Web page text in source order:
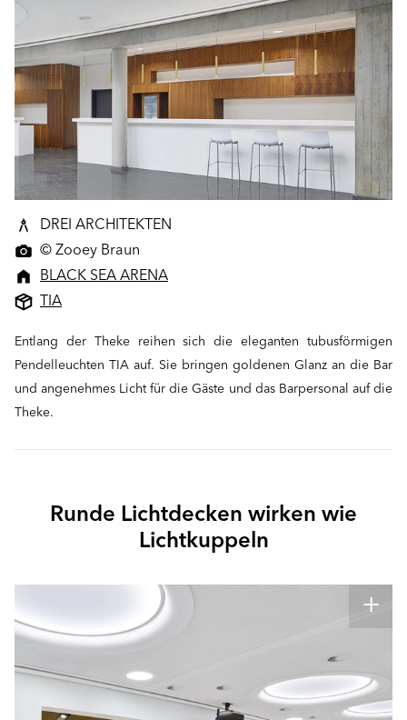
DREI ARCHITEKTEN
© Zooey Braun
BLACK SEA ARENA
TIA
Entlang der Theke reihen sich die eleganten tubusförmigen
Pendelleuchten TIA auf. Sie bringen goldenen Glanz an die Bar
und angenehmes Licht für die Gäste und das Barpersonal auf die
Theke.
Runde Lichtdecken wirken wie
Lichtkuppeln